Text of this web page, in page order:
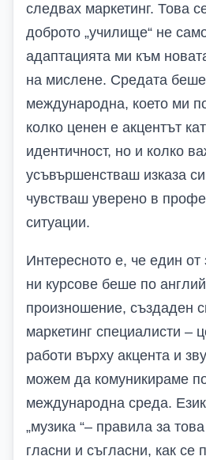
следвах маркетинг. Това
доброто „училище“ не
адаптацията ми към
на мислене. Средата
международна, което ми
колко ценен е акцентът
идентичност, но и колко
усъвършенстваш изказа
чувстваш уверено в
ситуации.
Интересното е, че един
ни курсове беше по
произношение, създаден
маркетинг специалисти –
работи върху акцента и
можем да комуникираме
международна среда. E
„музика “– правила за
гласни и съгласни, как се